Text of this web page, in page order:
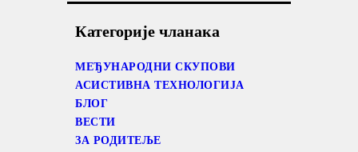
Категорије чланака
МЕЂУНАРОДНИ СКУПОВИ
АСИСТИВНА ТЕХНОЛОГИЈА
БЛОГ
ВЕСТИ
ЗА РОДИТЕЉЕ